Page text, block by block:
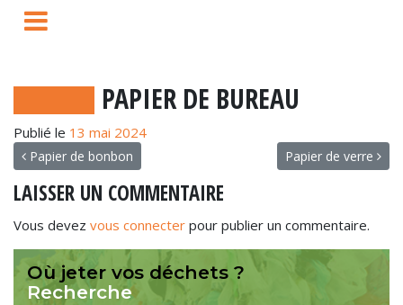
PAPIER DE BUREAU
Publié le 13 mai 2024
NAVIGATION
Papier de bonbon Papier de verre
LAISSER UN COMMENTAIRE
Vous devez vous connecter pour publier un commentaire.
Où jeter vos déchets ?
Recherche